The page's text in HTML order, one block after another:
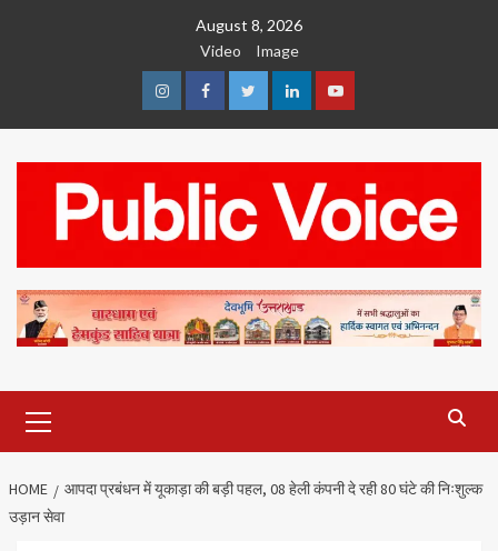
August 8, 2026
Video
Image
InstagramFacebookTwitterLinkedinYoutube
Menu
HOME
आपदा प्रबंधन में यूकाड़ा की बड़ी पहल, 08 हेली कंपनी दे रही 80 घंटे की निःशुल्क
उड़ान सेवा